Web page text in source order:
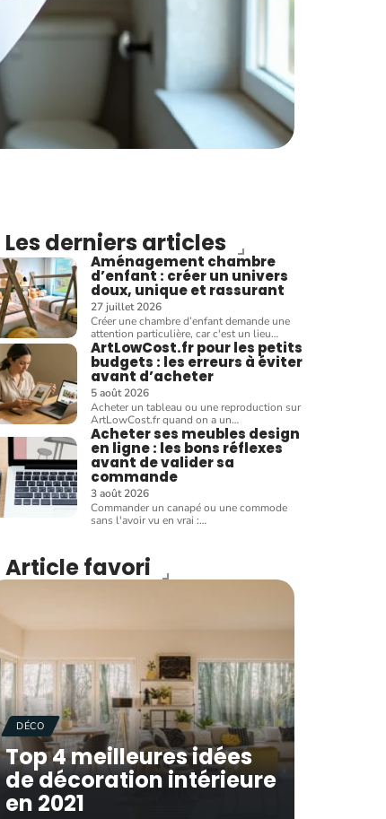
Les derniers articles
Aménagement chambre
d’enfant : créer un univers
doux, unique et rassurant
27 juillet 2026
Créer une chambre d’enfant demande une
attention particulière, car c'est un lieu…
ArtLowCost.fr pour les petits
budgets : les erreurs à éviter
avant d’acheter
5 août 2026
Acheter un tableau ou une reproduction sur
ArtLowCost.fr quand on a un…
Acheter ses meubles design
en ligne : les bons réflexes
avant de valider sa
commande
3 août 2026
Commander un canapé ou une commode
sans l'avoir vu en vrai :…
Article favori
DÉCO
Top 4 meilleures idées
de décoration intérieure
en 2021